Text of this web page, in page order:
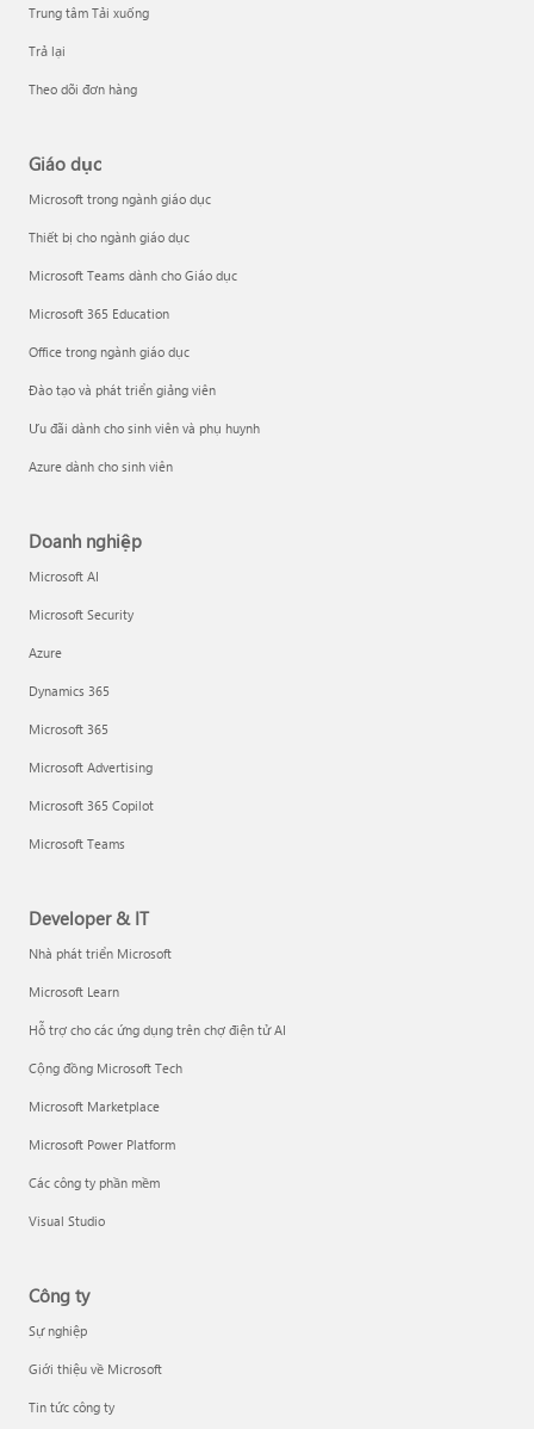
Trung tâm Tải xuống
Trả lại
Theo dõi đơn hàng
Giáo dục
Microsoft trong ngành giáo dục
Thiết bị cho ngành giáo dục
Microsoft Teams dành cho Giáo dục
Microsoft 365 Education
Office trong ngành giáo dục
Đào tạo và phát triển giảng viên
Ưu đãi dành cho sinh viên và phụ huynh
Azure dành cho sinh viên
Doanh nghiệp
Microsoft AI
Microsoft Security
Azure
Dynamics 365
Microsoft 365
Microsoft Advertising
Microsoft 365 Copilot
Microsoft Teams
Developer & IT
Nhà phát triển Microsoft
Microsoft Learn
Hỗ trợ cho các ứng dụng trên chợ điện tử AI
Cộng đồng Microsoft Tech
Microsoft Marketplace
Microsoft Power Platform
Các công ty phần mềm
Visual Studio
Công ty
Sự nghiệp
Giới thiệu về Microsoft
Tin tức công ty